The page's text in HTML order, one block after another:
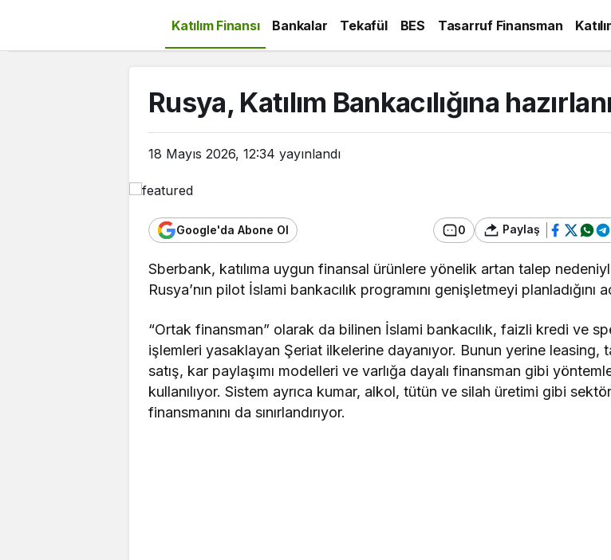
Katılım Finansı Bankalar Tekafül BES Tasarruf Finansman
Rusya, Katılım Bankacılığına
18 Mayıs 2026, 12:34 yayınlandı
Google'da Abone Ol 0 Paylaş
Sberbank, katılıma uygun finansal ürünlere yönelik artan talep
Rusya’nın pilot İslami bankacılık programını genişletmeyi planladığını
“Ortak finansman” olarak da bilinen İslami bankacılık, faizli kredi ve
işlemleri yasaklayan Şeriat ilkelerine dayanıyor. Bunun yerine leasing,
satış, kar paylaşımı modelleri ve varlığa dayalı finansman gibi
kullanılıyor. Sistem ayrıca kumar, alkol, tütün ve silah üretimi gibi
finansmanını da sınırlandırıyor.